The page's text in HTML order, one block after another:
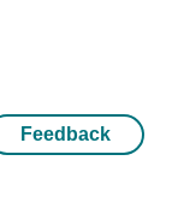
Feedback